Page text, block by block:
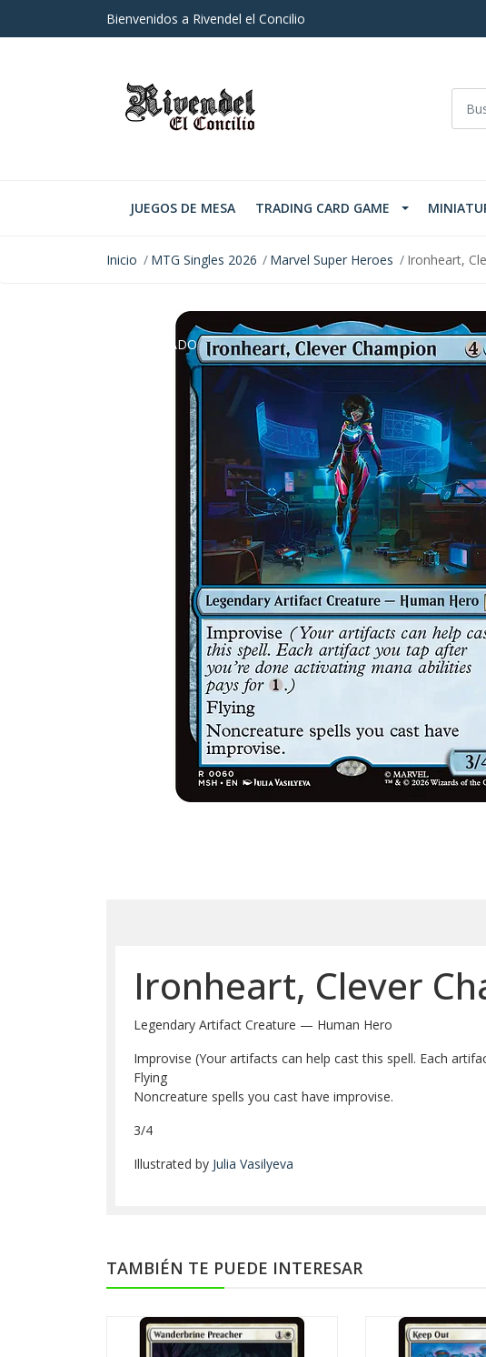
Bienvenidos a Rivendel el Concilio
JUEGOS DE MESA TRADING CARD GAME
Inicio MTG Singles 2026 Marvel Super Heroes Ironheart,
AGOTADO
Ironheart, Clever
Legendary Artifact Creature — Human Hero
Improvise (Your artifacts can help cast this spell. Each
Flying
Noncreature spells you cast have improvise.
3/4
Illustrated by Julia Vasilyeva
TAMBIÉN TE PUEDE INTERESAR